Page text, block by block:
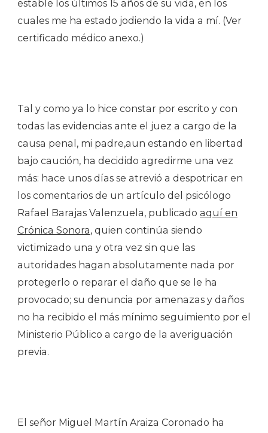
estable los últimos 15 años de su vida, en los
cuales me ha estado jodiendo la vida a mí. (Ver
certificado médico anexo.)
Tal y como ya lo hice constar por escrito y con
todas las evidencias ante el juez a cargo de la
causa penal, mi padre,aun estando en libertad
bajo caución, ha decidido agredirme una vez
más: hace unos días se atrevió a despotricar en
los comentarios de un artículo del psicólogo
Rafael Barajas Valenzuela, publicado aquí en
Crónica Sonora, quien continúa siendo
victimizado una y otra vez sin que las
autoridades hagan absolutamente nada por
protegerlo o reparar el daño que se le ha
provocado; su denuncia por amenazas y daños
no ha recibido el más mínimo seguimiento por el
Ministerio Público a cargo de la averiguación
previa.
El señor Miguel Martín Araiza Coronado ha